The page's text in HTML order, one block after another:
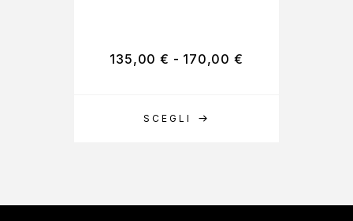
SCEGLI
135,00 € - 170,00 €